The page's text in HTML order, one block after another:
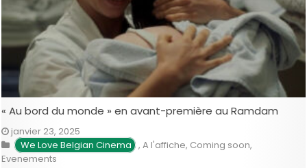
« Au bord du monde » en avant-première au Ramdam
janvier 23, 2025
We Love Belgian Cinema ,A l'affiche, Coming soon,
Evenements